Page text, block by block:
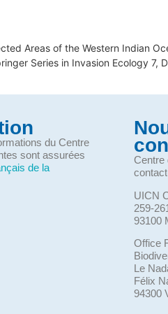
Areas of the Western Indian
Series in Invasion Ecology 7,
du Centre
sont assurées
de la
Centre
UICN
259-
93100
Office
Le
Félix
94300